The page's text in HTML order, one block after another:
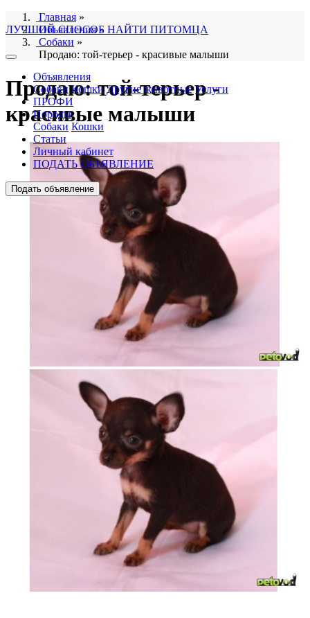
ЛУЧШИЙ СПОСОБ НАЙТИ ПИТОМЦА
Объявления
Собаки Кошки Другие животные Услуги
ПРОФИ
Породы
Собаки Кошки
Статьи
Личный кабинет
ПОДАТЬ ОБЪЯВЛЕНИЕ
Подать объявление
Главная »
Объявления»
Собаки »
Продаю: той-терьер - красивые малыши
Продаю: той-терьер -
красивые малыши